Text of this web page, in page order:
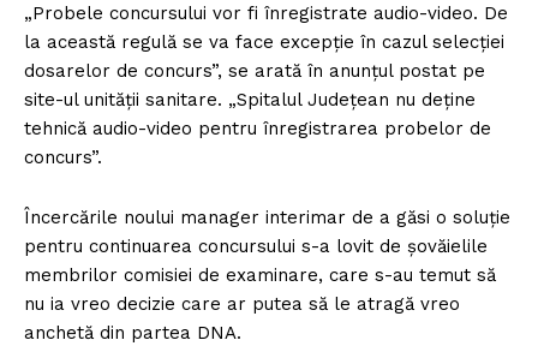
„Probele concursului vor fi înregistrate audio-video. De
la această regulă se va face excepţie în cazul selecţiei
dosarelor de concurs”, se arată în anunţul postat pe
site-ul unităţii sanitare. „Spitalul Judeţean nu deţine
tehnică audio-video pentru înregistrarea probelor de
concurs”.
Încercările noului manager interimar de a găsi o soluţie
pentru continuarea concursului s-a lovit de şovăielile
membrilor comisiei de examinare, care s-au temut să
nu ia vreo decizie care ar putea să le atragă vreo
anchetă din partea DNA.